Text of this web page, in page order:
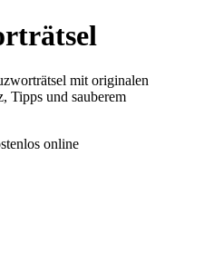
mit originalen
Tipps und sauberem
online